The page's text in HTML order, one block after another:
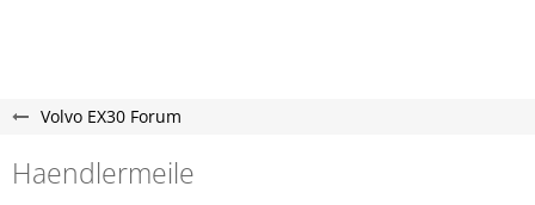
Volvo EX30 Forum
Haendlermeile